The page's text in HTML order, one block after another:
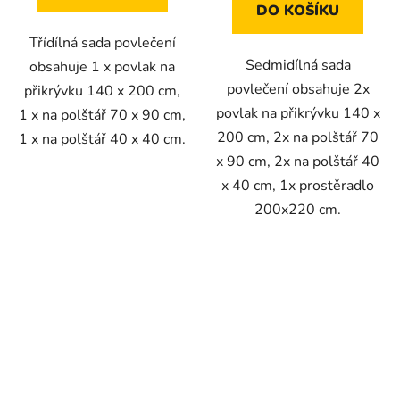
Třídílná sada povlečení
obsahuje 1 x povlak na
přikrývku 140 x 200 cm,
1 x na polštář 70 x 90 cm,
1 x na polštář 40 x 40 cm.
DO KOŠÍKU
Sedmidílná sada
povlečení obsahuje 2x
povlak na přikrývku 140 x
200 cm, 2x na polštář 70
x 90 cm, 2x na polštář 40
x 40 cm, 1x prostěradlo
200x220 cm.